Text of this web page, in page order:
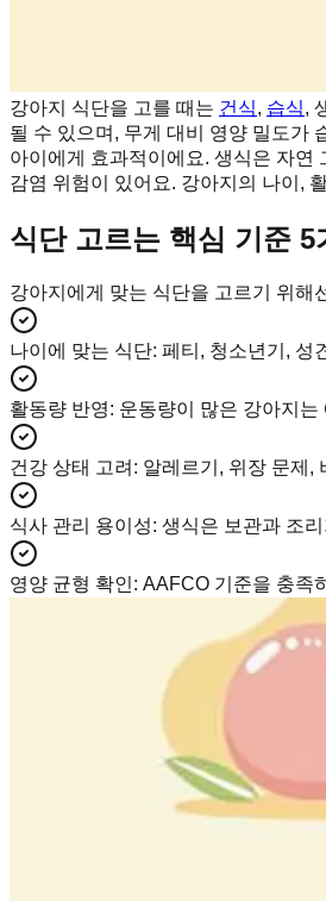
강아지 식단을 고를 때는 건식, 습식,
될 수 있으며, 무게 대비 영양 밀도가
아이에게 효과적이에요. 생식은 자연
감염 위험이 있어요. 강아지의 나이,
식단 고르는 핵심 기준 5
강아지에게 맞는 식단을 고르기 위해
나이에 맞는 식단: 페티, 청소년기, 성
활동량 반영: 운동량이 많은 강아지
건강 상태 고려 : 알레르기, 위장 문제,
식사 관리 용이성: 생식은 보관과 조
영양 균형 확인: AAFCO 기준을 충족